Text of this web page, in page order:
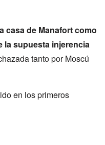
casa de Manafort como
la supuesta injerencia
tanto por Moscú
en los primeros